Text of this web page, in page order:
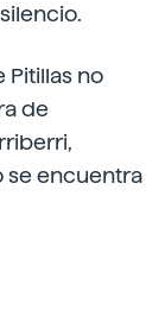
Pitillas no
de
se encuentra